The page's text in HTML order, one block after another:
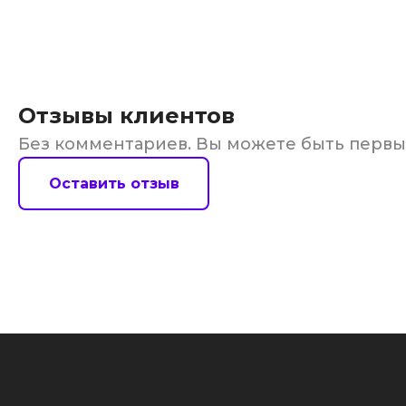
Отзывы клиентов
Без комментариев. Вы можете быть
Оставить отзыв